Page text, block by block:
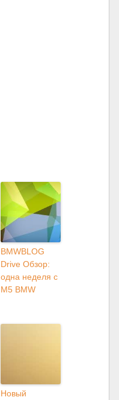
BMWBLOG
Drive Обзор:
одна неделя с
M5 BMW
Новый